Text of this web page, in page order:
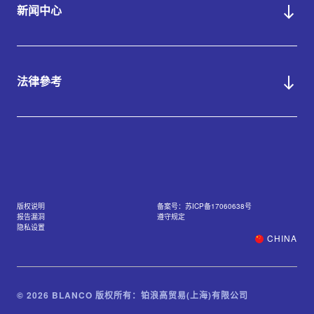
新闻中心
法律參考
版权说明
备案号：苏ICP备17060638号
报告漏洞
遵守规定
隐私设置
CHINA
© 2026 BLANCO 版权所有：铂浪高贸易(上海)有限公司